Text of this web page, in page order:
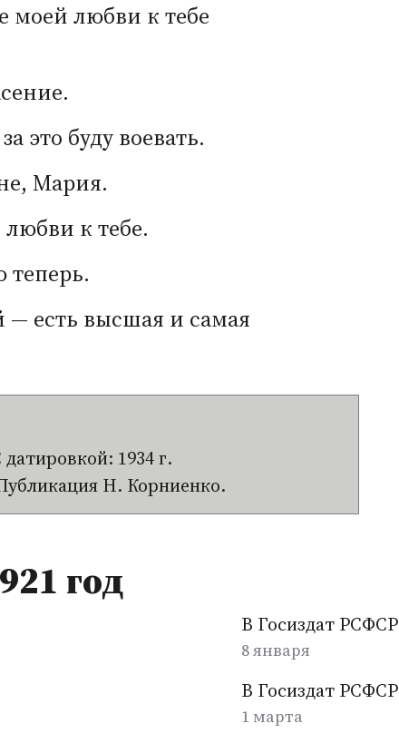
моей любви к тебе
это буду воевать.
Мария.
к тебе.
теперь.
есть высшая и самая
1934 г.
Н. Корниенко.
год
В Госиздат РСФСР
8 января
В Госиздат РСФСР
1 марта